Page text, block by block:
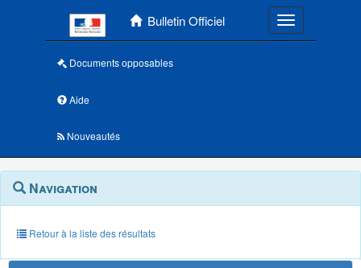
Bulletin Officiel Toggle
Documents opposables
Aide
Nouveautés
Navigation
outils
annexes
Menu
contextuel
Navigation
Retour à la liste des résultats